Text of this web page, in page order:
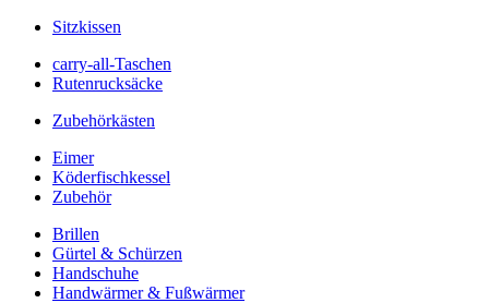
Sitzkissen
carry-all-Taschen
Rutenrucksäcke
Zubehörkästen
Eimer
Köderfischkessel
Zubehör
Brillen
Gürtel & Schürzen
Handschuhe
Handwärmer & Fußwärmer